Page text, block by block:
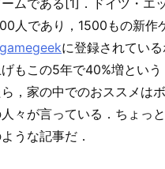
人であり，1500もの新作
に登録されてい
もこの5年で40%増とい
，家の中でのおススメは
々が言っている．ちょっ
うな記事だ．